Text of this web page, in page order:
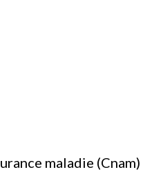
maladie (Cnam)